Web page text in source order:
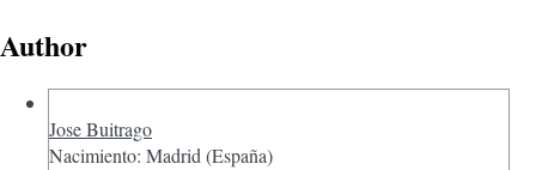
Author
Jose Buitrago
Nacimiento: Madrid (España)